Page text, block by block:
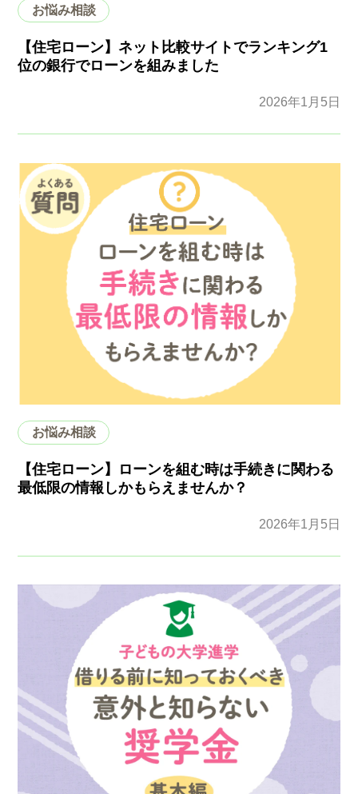
お悩み相談
【住宅ローン】ネット比較サイトでランキング1
位の銀行でローンを組みました
2026年1月5日
お悩み相談
【住宅ローン】ローンを組む時は手続きに関わる
最低限の情報しかもらえませんか？
2026年1月5日